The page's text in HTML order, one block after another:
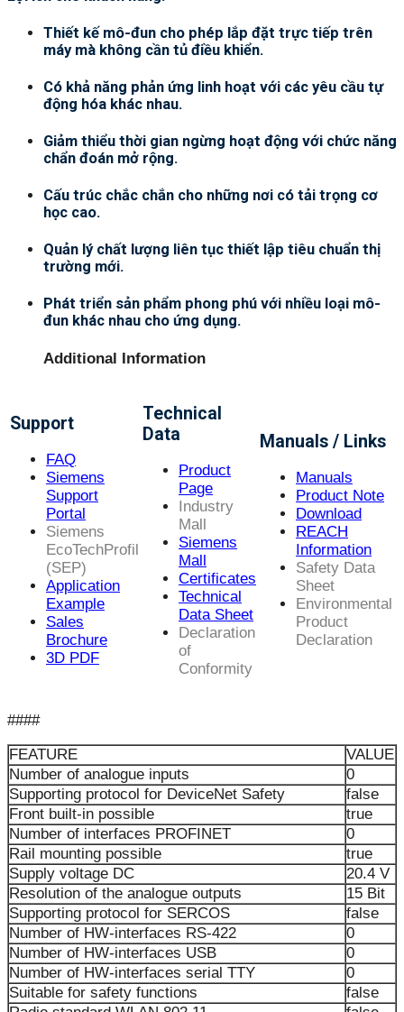
Thiết kế mô-đun cho phép lắp đặt trực tiếp trên
máy mà không cần tủ điều khiển.
Có khả năng phản ứng linh hoạt với các yêu cầu tự
động hóa khác nhau.
Giảm thiểu thời gian ngừng hoạt động với chức năng
chẩn đoán mở rộng.
Cấu trúc chắc chắn cho những nơi có tải trọng cơ
học cao.
Quản lý chất lượng liên tục thiết lập tiêu chuẩn thị
trường mới.
Phát triển sản phẩm phong phú với nhiều loại mô-
đun khác nhau cho ứng dụng.
Additional Information
Support
FAQ
Siemens
Support
Portal
Siemens
EcoTechProfil
(SEP)
Application
Example
Sales
Brochure
3D PDF
Technical
Data
Product
Page
Industry
Mall
Siemens
Mall
Certificates
Technical
Data Sheet
Declaration
of
Conformity
Manuals / Links
Manuals
Product Note
Download
REACH
Information
Safety Data
Sheet
Environmental
Product
Declaration
####
FEATURE
VALUE
Number of analogue inputs
0
Supporting protocol for DeviceNet Safety
false
Front built-in possible
true
Number of interfaces PROFINET
0
Rail mounting possible
true
Supply voltage DC
20.4 V
Resolution of the analogue outputs
15 Bit
Supporting protocol for SERCOS
false
Number of HW-interfaces RS-422
0
Number of HW-interfaces USB
0
Number of HW-interfaces serial TTY
0
Suitable for safety functions
false